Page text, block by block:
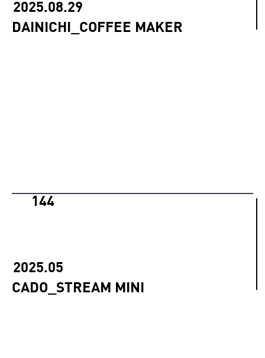
2025.08.29
DAINICHI_COFFEE MAKER
2025.05
CADO_STREAM MINI
144